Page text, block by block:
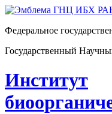
Федеральное
Государственный
Институт